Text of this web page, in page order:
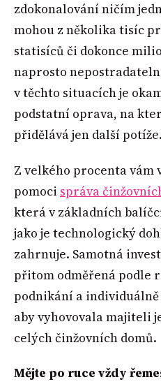
zdokonalování ničím
mohou z několika tisíc
statisíců či dokonce
naprosto
v těchto situacích je
podstatní oprava, na
přidělává jen další potíže.
Z velkého procenta vám
pomoci správa
která v základních
jako je technologický
zahrnuje. Samotná
přitom odměřená podle
podnikání a
aby vyhovovala majiteli
celých činžovních domů.
Mějte po ruce vždy